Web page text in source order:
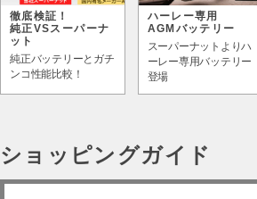
徹底検証！
純正VSスーパーナ
ット
純正バッテリーとガチ
ンコ性能比較！
ハーレー専用
AGMバッテリー
スーパーナットよりハ
ーレー専用バッテリー
登場
ショッピングガイド